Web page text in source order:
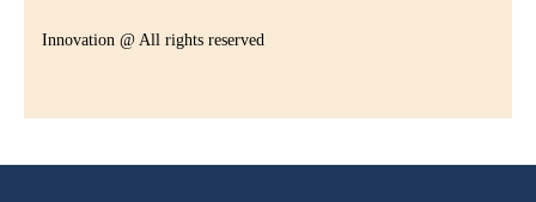
Innovation @ All rights reserved